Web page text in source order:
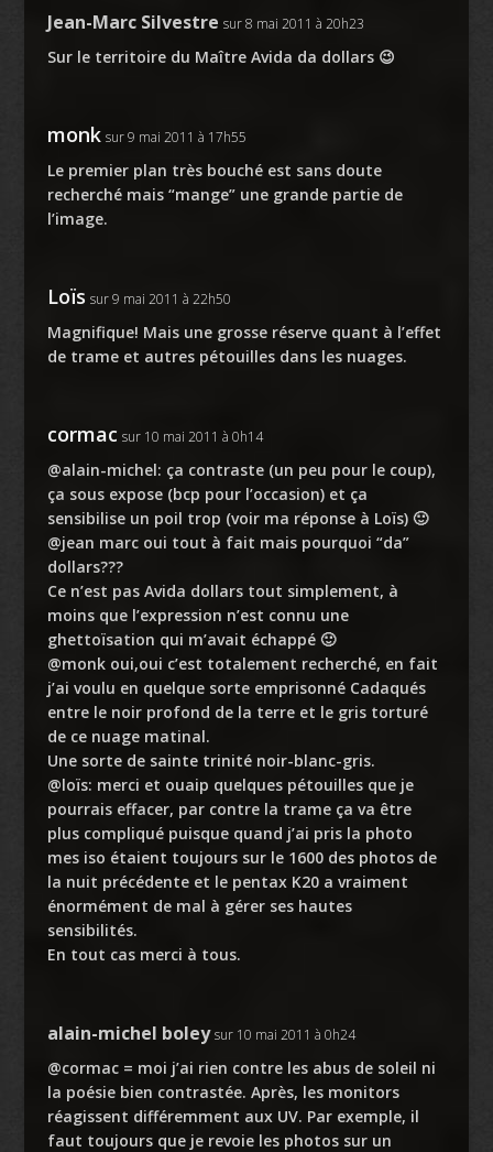
Jean-Marc Silvestre sur 8 mai 2011 à 20h23
Sur le territoire du Maître Avida da dollars 😉
monk sur 9 mai 2011 à 17h55
Le premier plan très bouché est sans doute
recherché mais “mange” une grande partie de
l’image.
Loïs sur 9 mai 2011 à 22h50
Magnifique! Mais une grosse réserve quant à l’effet
de trame et autres pétouilles dans les nuages.
cormac sur 10 mai 2011 à 0h14
@alain-michel: ça contraste (un peu pour le coup),
ça sous expose (bcp pour l’occasion) et ça
sensibilise un poil trop (voir ma réponse à Loïs) 🙂
@jean marc oui tout à fait mais pourquoi “da”
dollars???
Ce n’est pas Avida dollars tout simplement, à
moins que l’expression n’est connu une
ghettoïsation qui m’avait échappé 🙂
@monk oui,oui c’est totalement recherché, en fait
j’ai voulu en quelque sorte emprisonné Cadaqués
entre le noir profond de la terre et le gris torturé
de ce nuage matinal.
Une sorte de sainte trinité noir-blanc-gris.
@loïs: merci et ouaip quelques pétouilles que je
pourrais effacer, par contre la trame ça va être
plus compliqué puisque quand j’ai pris la photo
mes iso étaient toujours sur le 1600 des photos de
la nuit précédente et le pentax K20 a vraiment
énormément de mal à gérer ses hautes
sensibilités.
En tout cas merci à tous.
alain-michel boley sur 10 mai 2011 à 0h24
@cormac = moi j’ai rien contre les abus de soleil ni
la poésie bien contrastée. Après, les monitors
réagissent différemment aux UV. Par exemple, il
faut toujours que je revoie les photos sur un